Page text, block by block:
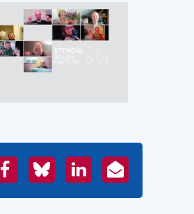
FacebookBlueskyLinkedIn
E-
Mail